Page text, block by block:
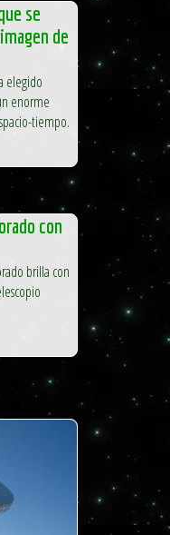
se
de
elegido
enorme
tiempo.
con
brilla con